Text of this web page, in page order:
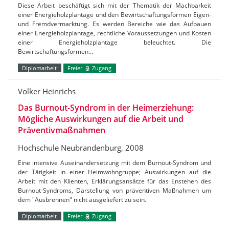
Diese Arbeit beschäftigt sich mit der Thematik der Machbarkeit
einer Energieholzplantage und den Bewirtschaftungsformen Eigen-
und Fremdvermarktung. Es werden Bereiche wie das Aufbauen
einer Energieholzplantage, rechtliche Voraussetzungen und Kosten
einer Energieholzplantage beleuchtet. Die
Bewirtschaftungsformen…
Diplomarbeit Freier Zugang
Volker Heinrichs
Das Burnout-Syndrom in der Heimerziehung:
Mögliche Auswirkungen auf die Arbeit und
Präventivmaßnahmen
Hochschule Neubrandenburg, 2008
Eine intensive Auseinandersetzung mit dem Burnout-Syndrom und
der Tätigkeit in einer Heimwohngruppe; Auswirkungen auf die
Arbeit mit den Klienten, Erklärungsansätze für das Enstehen des
Burnout-Syndroms, Darstellung von präventiven Maßnahmen um
dem "Ausbrennen" nicht ausgeliefert zu sein.
Diplomarbeit Freier Zugang